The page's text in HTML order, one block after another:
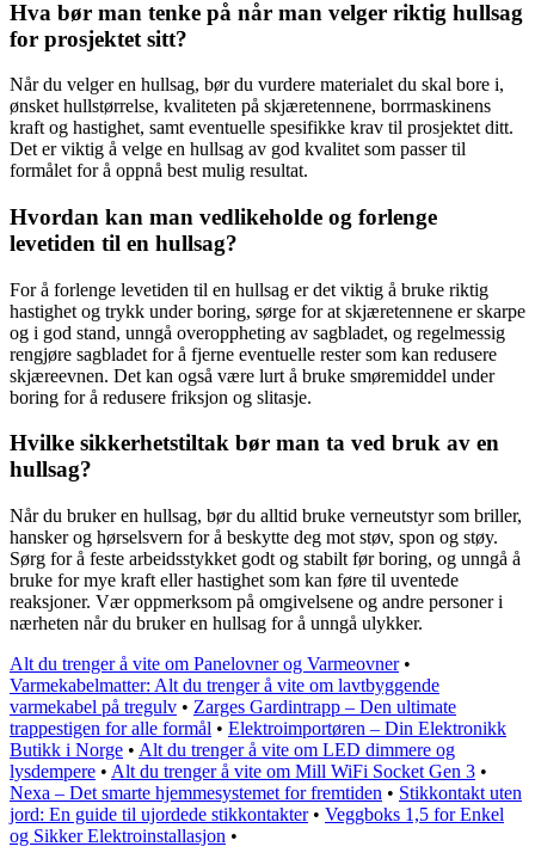
Hva bør man tenke på når man velger riktig hullsag
for prosjektet sitt?
Når du velger en hullsag, bør du vurdere materialet du skal bore i,
ønsket hullstørrelse, kvaliteten på skjæretennene, borrmaskinens
kraft og hastighet, samt eventuelle spesifikke krav til prosjektet ditt.
Det er viktig å velge en hullsag av god kvalitet som passer til
formålet for å oppnå best mulig resultat.
Hvordan kan man vedlikeholde og forlenge
levetiden til en hullsag?
For å forlenge levetiden til en hullsag er det viktig å bruke riktig
hastighet og trykk under boring, sørge for at skjæretennene er skarpe
og i god stand, unngå overoppheting av sagbladet, og regelmessig
rengjøre sagbladet for å fjerne eventuelle rester som kan redusere
skjæreevnen. Det kan også være lurt å bruke smøremiddel under
boring for å redusere friksjon og slitasje.
Hvilke sikkerhetstiltak bør man ta ved bruk av en
hullsag?
Når du bruker en hullsag, bør du alltid bruke verneutstyr som briller,
hansker og hørselsvern for å beskytte deg mot støv, spon og støy.
Sørg for å feste arbeidsstykket godt og stabilt før boring, og unngå å
bruke for mye kraft eller hastighet som kan føre til uventede
reaksjoner. Vær oppmerksom på omgivelsene og andre personer i
nærheten når du bruker en hullsag for å unngå ulykker.
Alt du trenger å vite om Panelovner og Varmeovner•
Varmekabelmatter: Alt du trenger å vite om lavtbyggende
varmekabel på tregulv • Zarges Gardintrapp – Den ultimate
trappestigen for alle formål • Elektroimportøren – Din Elektronikk
Butikk i Norge • Alt du trenger å vite om LED dimmere og
lysdempere • Alt du trenger å vite om Mill WiFi Socket Gen 3 •
Nexa – Det smarte hjemmesystemet for fremtiden • Stikkontakt uten
jord: En guide til ujordede stikkontakter• Veggboks 1,5 for Enkel
og Sikker Elektroinstallasjon •